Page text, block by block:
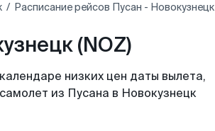
Расписание рейсов Пусан - Новокузнецк
(NOZ)
низких цен даты вылета,
из Пусана в Новокузнецк